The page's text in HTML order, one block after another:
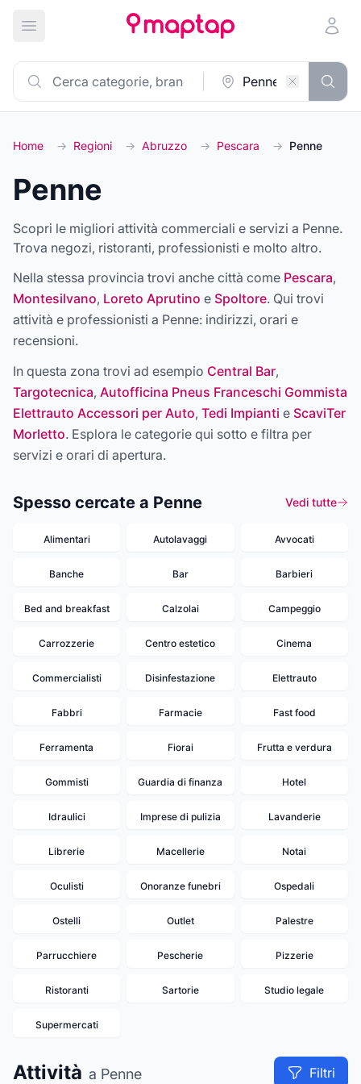
Apri menu principale
Home → Regioni → Abruzzo → Pescara → Penne
Penne
Scopri le migliori attività commerciali e servizi a Penne.
Trova negozi, ristoranti, professionisti e molto altro.
Nella stessa provincia trovi anche città come Pescara,
Montesilvano, Loreto Aprutino e Spoltore. Qui trovi
attività e professionisti a Penne: indirizzi, orari e
recensioni.
In questa zona trovi ad esempio Central Bar,
Targotecnica, Autofficina Pneus Franceschi Gommista
Elettrauto Accessori per Auto, Tedi Impianti e ScaviTer
Morletto. Esplora le categorie qui sotto e filtra per
servizi e orari di apertura.
Spesso cercate a Penne Vedi tutte
Alimentari Autolavaggi Avvocati
Banche Bar Barbieri
Bed and breakfast Calzolai Campeggio
Carrozzerie Centro estetico Cinema
Commercialisti Disinfestazione Elettrauto
Fabbri Farmacie Fast food
Ferramenta Fiorai Frutta e verdura
Gommisti Guardia di finanza Hotel
Idraulici Imprese di pulizia Lavanderie
Librerie Macellerie Notai
Oculisti Onoranze funebri Ospedali
Ostelli Outlet Palestre
Parrucchiere Pescherie Pizzerie
Ristoranti Sartorie Studio legale
Supermercati
Attività a Penne Filtri